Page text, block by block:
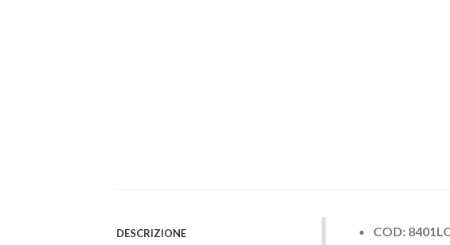
DESCRIZIONE COD: